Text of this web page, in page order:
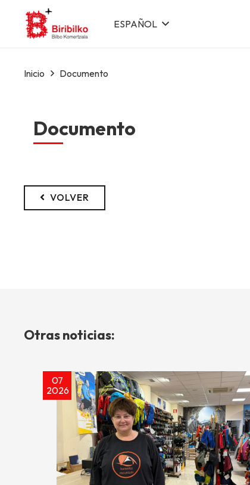
ESPAÑOL
Inicio Documento
Documento
VOLVER
Otras noticias:
07
2026